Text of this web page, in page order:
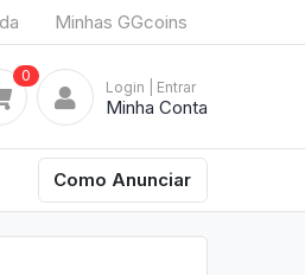
Minhas GGcoins
0
Login | Entrar
Minha Conta
Como Anunciar